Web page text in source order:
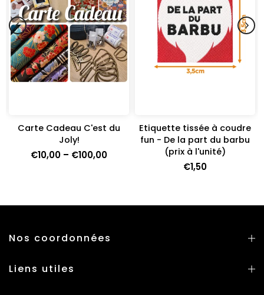
Carte Cadeau C'est du
Joly!
€10,00 – €100,00
Etiquette tissée à coudre
fun - De la part du barbu
(prix à l'unité)
€1,50
Nos coordonnées
Liens utiles